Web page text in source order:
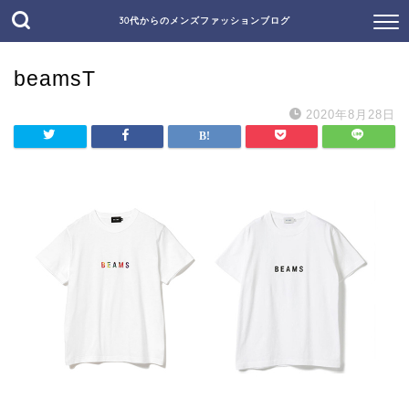
30代からのメンズファッションブログ
beamsT
2020年8月28日